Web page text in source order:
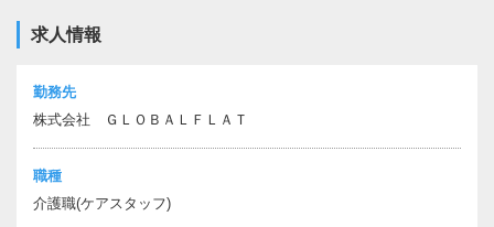
求人情報
勤務先
株式会社 ＧＬＯＢＡＬＦＬＡＴ
職種
介護職(ケアスタッフ)